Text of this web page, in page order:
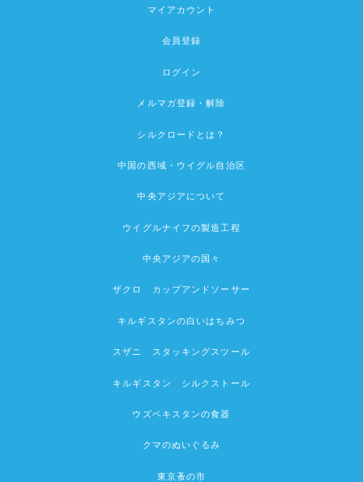
マイアカウント
会員登録
ログイン
メルマガ登録・解除
シルクロードとは？
中国の西域・ウイグル自治区
中央アジアについて
ウイグルナイフの製造工程
中央アジアの国々
ザクロ カップアンドソーサー
キルギスタンの白いはちみつ
スザニ スタッキングスツール
キルギスタン シルクストール
ウズベキスタンの食器
クマのぬいぐるみ
東京蚤の市